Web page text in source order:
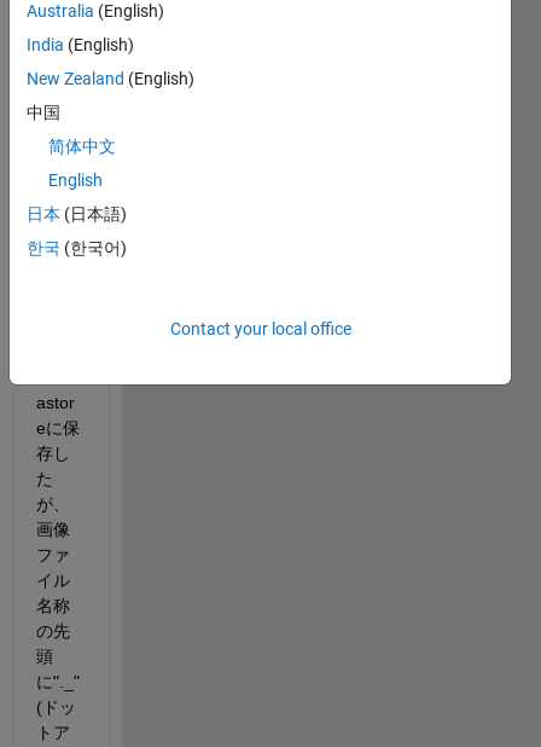
ファ
イル
が複
って
いる
astor
eに保
存し
た
が、
画像
ファ
イル
名称
の先
頭
に"._"
(ドッ
トア
Australia (English)
India (English)
New Zealand (English)
中国
简体中文
English
日本 (日本語)
한국 (한국어)
Contact your local office